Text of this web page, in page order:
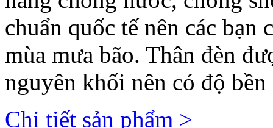
chuẩn quốc tế nên các bạn
mùa mưa bão. Thân đèn
nguyên khối nên có độ
Chi tiết sản phẩm >